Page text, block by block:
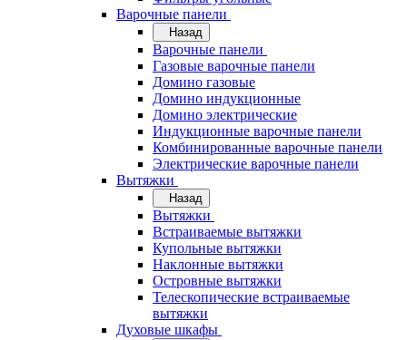
Варочные панели
Назад
Варочные панели
Газовые варочные панели
Домино газовые
Домино индукционные
Домино электрические
Индукционные варочные панели
Комбинированные варочные панели
Электрические варочные панели
Вытяжки
Назад
Вытяжки
Встраиваемые вытяжки
Купольные вытяжки
Наклонные вытяжки
Островные вытяжки
Телескопические встраиваемые
вытяжки
Духовые шкафы